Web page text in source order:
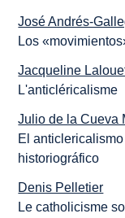
José Andrés-
Los
Jacqueline
L'anticléricalisme
Julio de la Cueva
El
historiográfico
Denis Pelletier
Le catholicisme